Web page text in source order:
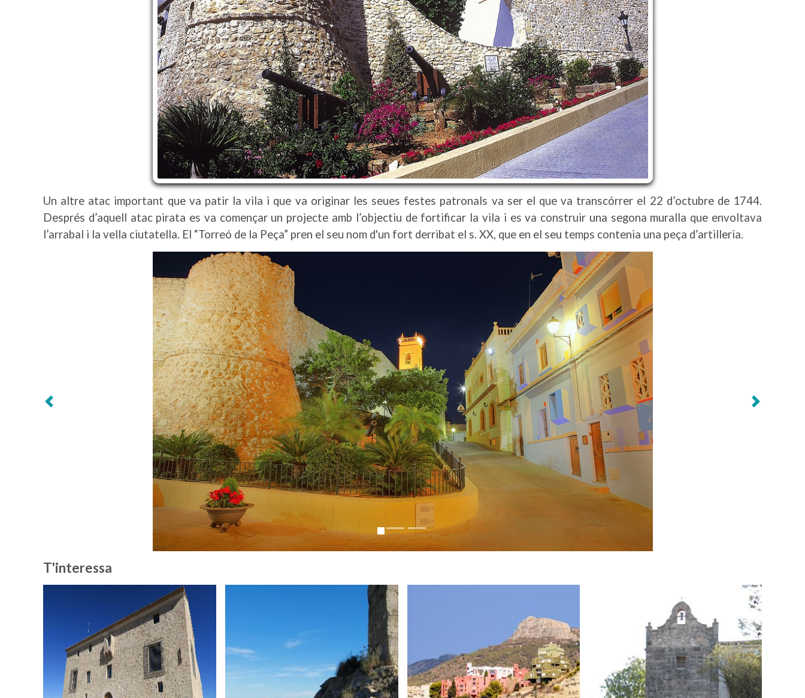
Un altre atac important que va patir la vila i que va originar les seues festes patronals va ser el que va transcórrer el 22 d’octubre de 1744.
Després d’aquell atac pirata es va començar un projecte amb l’objectiu de fortificar la vila i es va construir una segona muralla que envoltava
l’arrabal i la vella ciutatella. El “Torreó de la Peça” pren el seu nom d'un fort derribat el s. XX, que en el seu temps contenia una peça d’artilleria.
Següent
T'interessa